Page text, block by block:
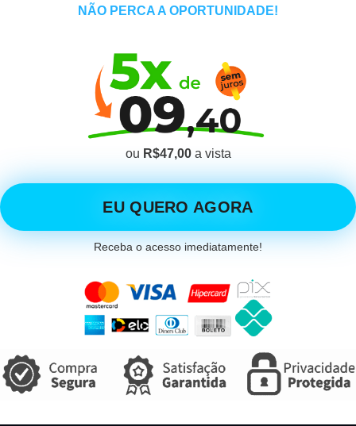
NÃO PERCA A OPORTUNIDADE!
ou R$47,00a vista
EU QUERO AGORA
Receba o acesso imediatamente!